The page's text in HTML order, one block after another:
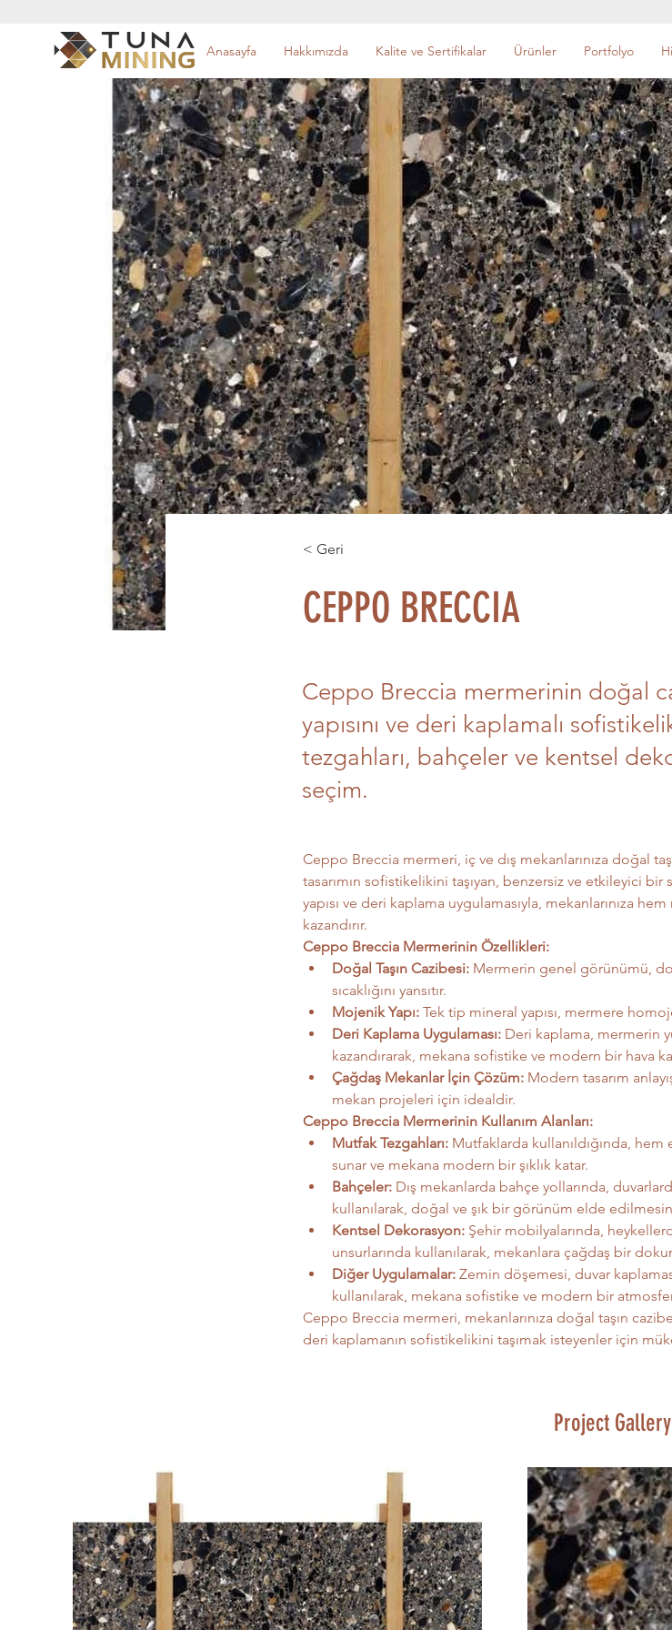
Anasayfa Hakkımızda Kalite ve Sertifikalar Ürünler Portfolyo
< Geri
CEPPO BRECCIA
Ceppo Breccia mermerinin doğal
yapısını ve deri kaplamalı
tezgahları, bahçeler ve kentsel
seçim.
Ceppo Breccia mermeri, iç ve dış mekanlarınıza doğal
tasarımın sofistikelikini taşıyan, benzersiz ve etkileyici
yapısı ve deri kaplama uygulamasıyla, mekanlarınıza
kazandırır.
Ceppo Breccia Mermerinin Özellikleri:
Doğal Taşın Cazibesi: Mermerin genel görünümü,
sıcaklığını yansıtır.
Mojenik Yapı: Tek tip mineral yapısı, mermere
Deri Kaplama Uygulaması: Deri kaplama, mermerin
kazandırarak, mekana sofistike ve modern bir hava
Çağdaş Mekanlar İçin Çözüm: Modern tasarım
mekan projeleri için idealdir.
Ceppo Breccia Mermerinin Kullanım Alanları:
Mutfak Tezgahları: Mutfaklarda kullanıldığında,
sunar ve mekana modern bir şıklık katar.
Bahçeler: Dış mekanlarda bahçe yollarında,
kullanılarak, doğal ve şık bir görünüm elde
Kentsel Dekorasyon: Şehir mobilyalarında,
unsurlarında kullanılarak, mekanlara çağdaş bir
Diğer Uygulamalar: Zemin döşemesi, duvar
kullanılarak, mekana sofistike ve modern bir atmosfer
Ceppo Breccia mermeri, mekanlarınıza doğal taşın
deri kaplamanın sofistikelikini taşımak isteyenler için
Project Gallery